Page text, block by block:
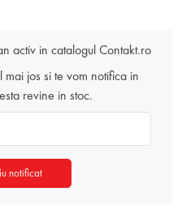
activ in catalogul Contakt.ro
jos si te vom notifica in
revine in stoc.
notificat